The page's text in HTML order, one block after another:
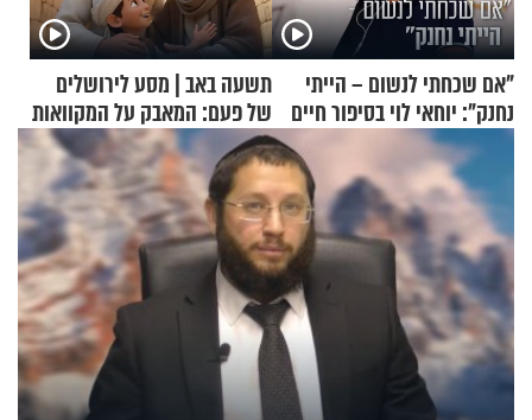
"אם שכחתי לנשום – הייתי
נחנק": יוחאי לוי בסיפור חיים
מעורר השראה
תשעה באב | מסע לירושלים
של פעם: המאבק על המקוואות